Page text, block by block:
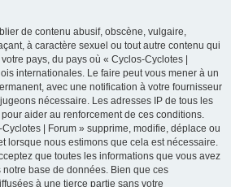
de contenu abusif, obscène, vulgaire,
à caractère sexuel ou tout autre contenu qui
pays, du pays où « Cyclos-Cyclotes |
internationales. Le faire peut vous mener à un
avec une notification à votre fournisseur
nécessaire. Les adresses IP de tous les
aider au renforcement de ces conditions.
| Forum » supprime, modifie, déplace ou
lorsque nous estimons que cela est nécessaire.
que toutes les informations que vous avez
base de données. Bien que ces
à une tierce partie sans votre